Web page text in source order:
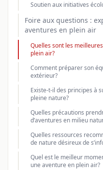
Soutien aux initiatives
Foire aux questions :
aventures en plein air
Quelles sont les
plein air?
Comment préparer son
extérieur?
Existe-t-il des principes à
pleine nature?
Quelles précautions
d’aventures en milieu
Quelles ressources
de nature désireux de
Quel est le meilleur
une aventure en plein air?